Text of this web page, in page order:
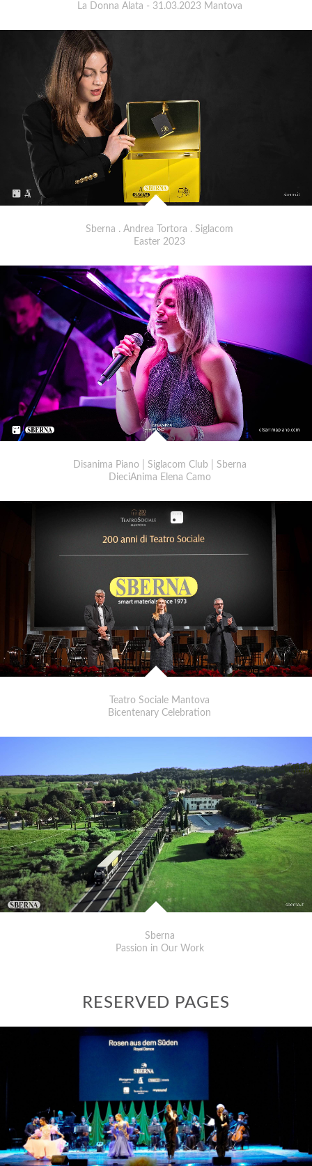
La Donna Alata - 31.03.2023 Mantova
Sberna . Andrea Tortora . Siglacom
Easter 2023
Disanima Piano | Siglacom Club | Sberna
DieciAnima Elena Camo
Teatro Sociale Mantova
Bicentenary Celebration
Sberna
Passion in Our Work
RESERVED PAGES